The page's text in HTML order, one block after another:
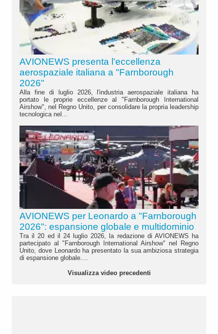
AVIONEWS presenta l'eccellenza
aerospaziale italiana a "Farnborough
2026"
Alla fine di luglio 2026, l'industria aerospaziale italiana ha
portato le proprie eccellenze al "Farnborough International
Airshow", nel Regno Unito, per consolidare la propria leadership
tecnologica nel...
AVIONEWS per Leonardo a "Farnborough
2026": espansione globale e multidominio
Tra il 20 ed il 24 luglio 2026, la redazione di AVIONEWS ha
partecipato al "Farnborough International Airshow" nel Regno
Unito, dove Leonardo ha presentato la sua ambiziosa strategia
di espansione globale....
Visualizza video precedenti